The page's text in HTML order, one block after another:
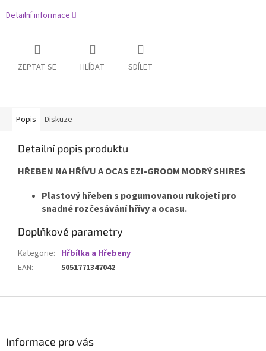
Detailní informace
ZEPTAT SE HLÍDAT SDÍLET
Popis Diskuze
Detailní popis produktu
HŘEBEN NA HŘÍVU A OCAS EZI-GROOM MODRÝ SHIRES
Plastový hřeben s pogumovanou rukojetí pro
snadné rozčesávání hřívy a ocasu.
Doplňkové parametry
Kategorie: Hřbílka a Hřebeny
EAN: 5051771347042
Informace pro vás